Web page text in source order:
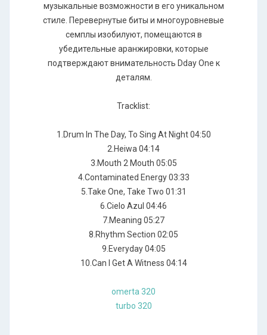
музыкальные возможности в его уникальном
стиле. Перевернутые биты и многоуровневые
семплы изобилуют, помещаются в
убедительные аранжировки, которые
подтверждают внимательность Dday One к
деталям.
Tracklist:
1.Drum In The Day, To Sing At Night 04:50
2.Heiwa 04:14
3.Mouth 2 Mouth 05:05
4.Contaminated Energy 03:33
5.Take One, Take Two 01:31
6.Cielo Azul 04:46
7.Meaning 05:27
8.Rhythm Section 02:05
9.Everyday 04:05
10.Can I Get A Witness 04:14
omerta 320
turbo 320